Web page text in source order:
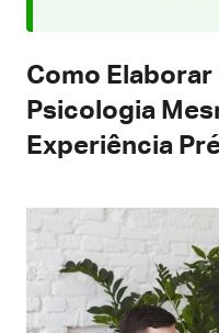
Como
Psicologia
Experiência